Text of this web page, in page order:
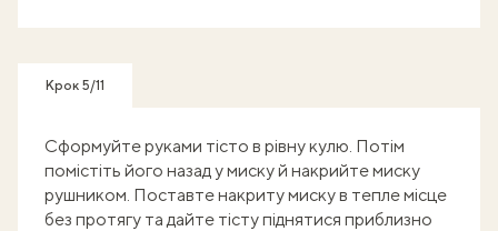
Крок 5/11
Сформуйте руками тісто в рівну кулю. Потім
помістіть його назад у миску й накрийте миску
рушником. Поставте накриту миску в тепле місце
без протягу та дайте тісту піднятися приблизно